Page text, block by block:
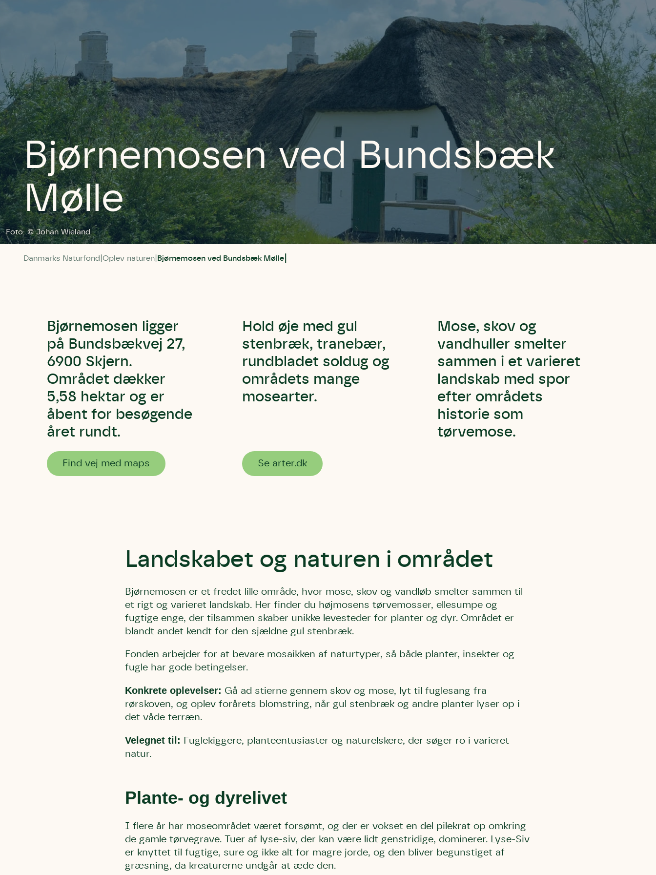
Bjørnemosen ved Bundsbæk
Mølle
Danmarks Naturfond Oplev naturen Bjørnemosen ved Bundsbæk Mølle
Foto: © Johan Wieland
Bjørnemosen ligger
på Bundsbækvej 27,
6900 Skjern.
Området dækker
5,58 hektar og er
åbent for besøgende
året rundt.
Find vej med maps
Hold øje med gul
stenbræk, tranebær,
rundbladet soldug og
områdets mange
mosearter.
Se arter.dk
Mose, skov og
vandhuller smelter
sammen i et varieret
landskab med spor
efter områdets
historie som
tørvemose.
Landskabet og naturen i området
Bjørnemosen er et fredet lille område, hvor mose, skov og vandløb smelter sammen til
et rigt og varieret landskab. Her finder du højmosens tørvemosser, ellesumpe og
fugtige enge, der tilsammen skaber unikke levesteder for planter og dyr. Området er
blandt andet kendt for den sjældne gul stenbræk.
Fonden arbejder for at bevare mosaikken af naturtyper, så både planter, insekter og
fugle har gode betingelser.
Konkrete oplevelser: Gå ad stierne gennem skov og mose, lyt til fuglesang fra
rørskoven, og oplev forårets blomstring, når gul stenbræk og andre planter lyser op i
det våde terræn.
Velegnet til: Fuglekiggere, planteentusiaster og naturelskere, der søger ro i varieret
natur.
Plante- og dyrelivet
I flere år har moseområdet været forsømt, og der er vokset en del pilekrat op omkring
de gamle tørvegrave. Tuer af lyse-siv, der kan være lidt genstridige, dominerer. Lyse-Siv
er knyttet til fugtige, sure og ikke alt for magre jorde, og den bliver begunstiget af
græsning, da kreaturerne undgår at æde den.
Du skriver under på
Linie 1
Test
Hjørring
Linie 2
Fornavn
Første punkt
Endelig er kvashegnet også
et godt hjem for jordhumle,
der nok er den mest kendte
Fornavn
Efternavn
Du skriver under på
Storken tilbage til Kolding Fornavn